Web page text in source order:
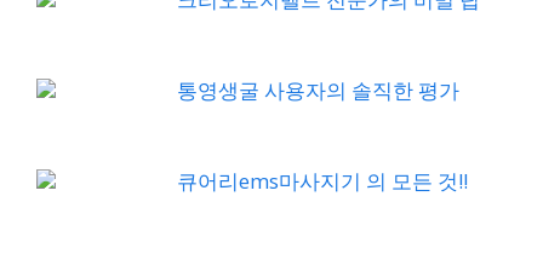
통영생굴 사용자의 솔직한 평가
큐어리ems마사지기 의 모든 것!!